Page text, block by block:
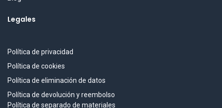
Legales
Política de privacidad
Política de cookies
Política de eliminación de datos
Política de devolución y reembolso
Política de separado de materiales